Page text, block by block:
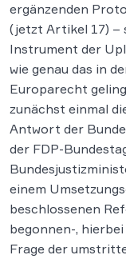
ergänzenden
(jetzt Artikel 17) –
Instrument der
wie genau das in
Europarecht
zunächst einmal
Antwort der
der FDP-
einem
beschlossenen
begonnen-,
Frage der